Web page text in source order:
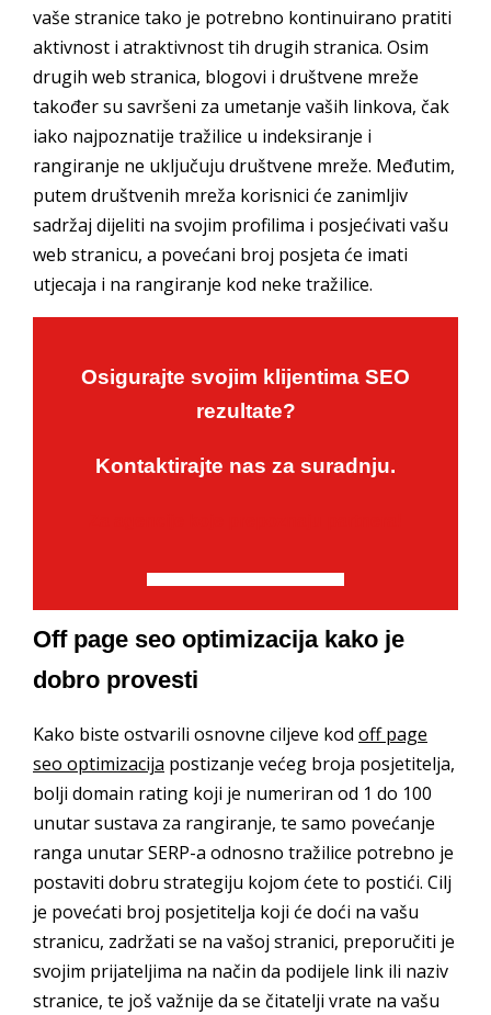
vaše stranice tako je potrebno kontinuirano pratiti
aktivnost i atraktivnost tih drugih stranica. Osim
drugih web stranica, blogovi i društvene mreže
također su savršeni za umetanje vaših linkova, čak
iako najpoznatije tražilice u indeksiranje i
rangiranje ne uključuju društvene mreže. Međutim,
putem društvenih mreža korisnici će zanimljiv
sadržaj dijeliti na svojim profilima i posjećivati vašu
web stranicu, a povećani broj posjeta će imati
utjecaja i na rangiranje kod neke tražilice.
Osigurajte svojim klijentima SEO
rezultate?
Kontaktirajte nas za suradnju.
Off page seo optimizacija kako je
dobro provesti
Kako biste ostvarili osnovne ciljeve kod off page
seo optimizacija postizanje većeg broja posjetitelja,
bolji domain rating koji je numeriran od 1 do 100
unutar sustava za rangiranje, te samo povećanje
ranga unutar SERP-a odnosno tražilice potrebno je
postaviti dobru strategiju kojom ćete to postići. Cilj
je povećati broj posjetitelja koji će doći na vašu
stranicu, zadržati se na vašoj stranici, preporučiti je
svojim prijateljima na način da podijele link ili naziv
stranice, te još važnije da se čitatelji vrate na vašu